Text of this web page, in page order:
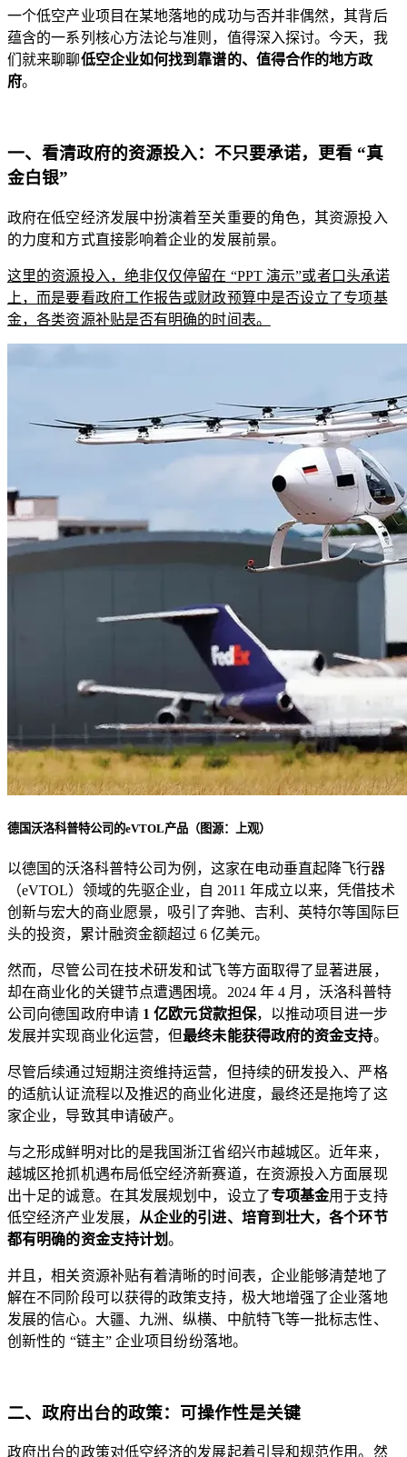
一个低空产业项目在某地落地的成功与否并非偶然，其背后
蕴含的一系列核心方法论与准则，值得深入探讨。今天，我
们就来聊聊低空企业如何找到靠谱的、值得合作的地方政
府。
一、看清政府的资源投入：不只要承诺，更看 “真
金白银”
政府在低空经济发展中扮演着至关重要的角色，其资源投入
的力度和方式直接影响着企业的发展前景。
这里的资源投入，绝非仅仅停留在 “PPT 演示”或者口头承诺
上，而是要看政府工作报告或财政预算中是否设立了专项基
金，各类资源补贴是否有明确的时间表。
德国沃洛科普特公司的eVTOL产品（图源：上观）
以德国的沃洛科普特公司为例，这家在电动垂直起降飞行器
（eVTOL）领域的先驱企业，自 2011 年成立以来，凭借技术
创新与宏大的商业愿景，吸引了奔驰、吉利、英特尔等国际巨
头的投资，累计融资金额超过 6 亿美元。
然而，尽管公司在技术研发和试飞等方面取得了显著进展，
却在商业化的关键节点遭遇困境。2024 年 4 月，沃洛科普特
公司向德国政府申请 1 亿欧元贷款担保，以推动项目进一步
发展并实现商业化运营，但最终未能获得政府的资金支持。
尽管后续通过短期注资维持运营，但持续的研发投入、严格
的适航认证流程以及推迟的商业化进度，最终还是拖垮了这
家企业，导致其申请破产。
与之形成鲜明对比的是我国浙江省绍兴市越城区。近年来，
越城区抢抓机遇布局低空经济新赛道，在资源投入方面展现
出十足的诚意。在其发展规划中，设立了专项基金用于支持
低空经济产业发展， 从企业的引进、培育到壮大，各个环节
都有明确的资金支持计划。
并且，相关资源补贴有着清晰的时间表，企业能够清楚地了
解在不同阶段可以获得的政策支持，极大地增强了企业落地
发展的信心。大疆、九洲、纵横、中航特飞等一批标志性、
创新性的 “链主” 企业项目纷纷落地。
二、政府出台的政策：可操作性是关键
政府出台的政策对低空经济的发展起着引导和规范作用。然